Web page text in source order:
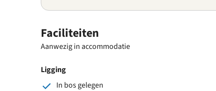
Faciliteiten
Aanwezig in accommodatie
Ligging
In bos gelegen